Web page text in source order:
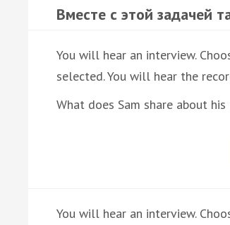
Вместе с этой задачей
You will hear an interview.
selected. You will hear the
What does Sam share about
You will hear an interview.